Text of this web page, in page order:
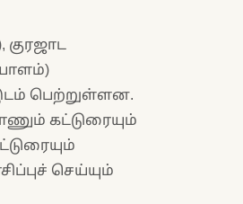
பெற்றுள்ளன.
கட்டுரையும்
செய்யும்